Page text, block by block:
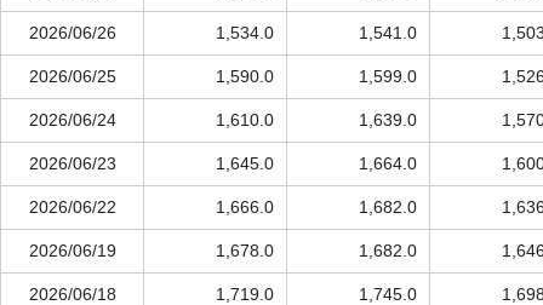
2026/06/26 1,534.0 1,541.0
2026/06/25 1,590.0 1,599.0
2026/06/24 1,610.0 1,639.0
2026/06/23 1,645.0 1,664.0
2026/06/22 1,666.0 1,682.0
2026/06/19 1,678.0 1,682.0
2026/06/18 1,719.0 1,745.0